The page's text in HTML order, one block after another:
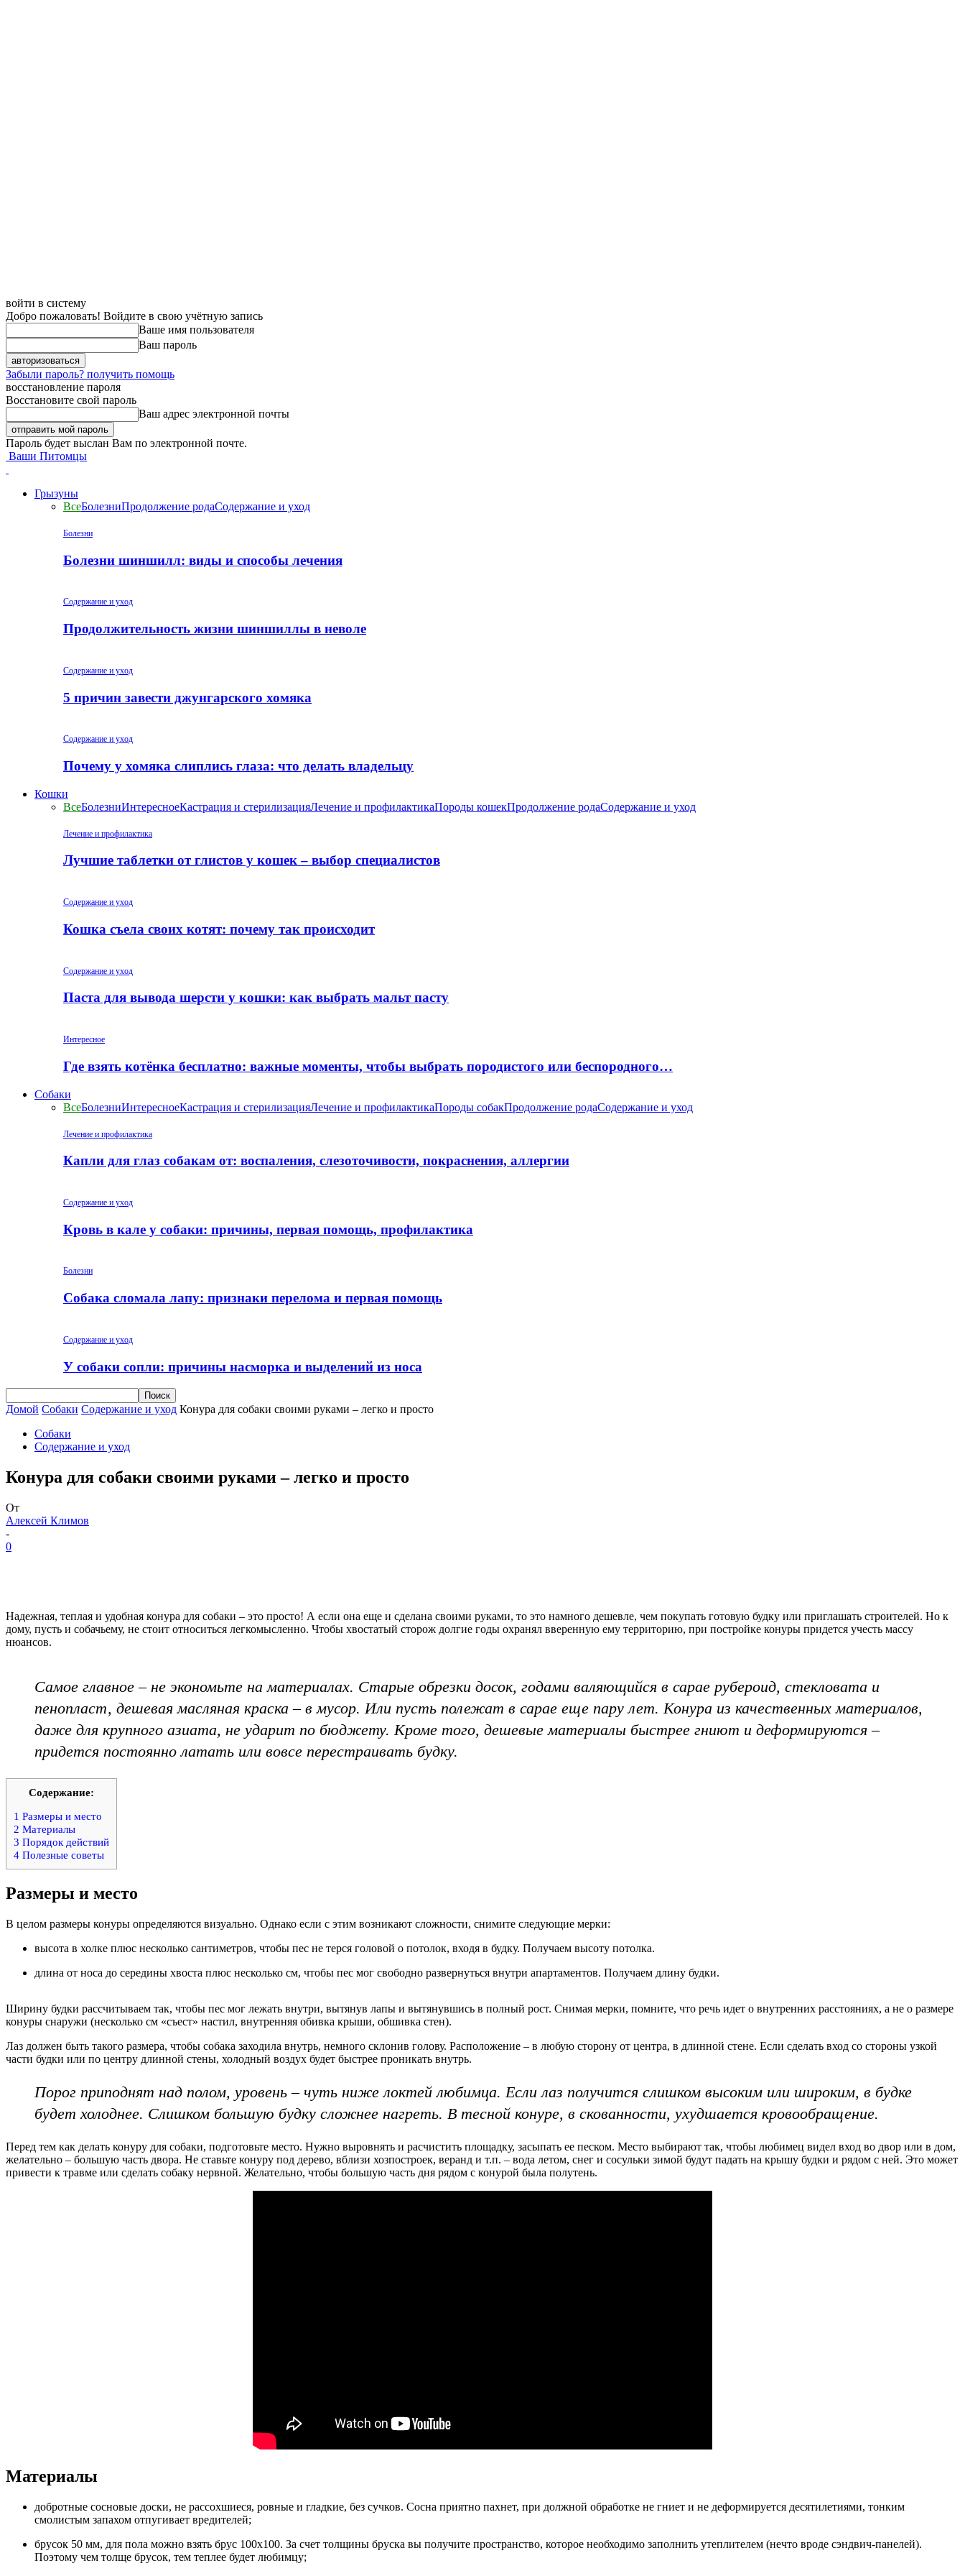
войти в систему
Добро пожаловать! Войдите в свою учётную запись
Ваше имя пользователя
Ваш пароль
Забыли пароль? получить помощь
восстановление пароля
Восстановите свой пароль
Ваш адрес электронной почты
Пароль будет выслан Вам по электронной почте.
Ваши Питомцы
Грызуны
ВсеБолезниПродолжение родаСодержание и уход
Болезни
Болезни шиншилл: виды и способы лечения
Содержание и уход
Продолжительность жизни шиншиллы в неволе
Содержание и уход
5 причин завести джунгарского хомяка
Содержание и уход
Почему у хомяка слиплись глаза: что делать владельцу
Кошки
ВсеБолезниИнтересноеКастрация и стерилизацияЛечение и профилактикаПороды кошекПродолжение родаСодержание и уход
Лечение и профилактика
Лучшие таблетки от глистов у кошек – выбор специалистов
Содержание и уход
Кошка съела своих котят: почему так происходит
Содержание и уход
Паста для вывода шерсти у кошки: как выбрать мальт пасту
Интересное
Где взять котёнка бесплатно: важные моменты, чтобы выбрать породистого или беспородного…
Собаки
ВсеБолезниИнтересноеКастрация и стерилизацияЛечение и профилактикаПороды собакПродолжение родаСодержание и уход
Лечение и профилактика
Капли для глаз собакам от: воспаления, слезоточивости, покраснения, аллергии
Содержание и уход
Кровь в кале у собаки: причины, первая помощь, профилактика
Болезни
Собака сломала лапу: признаки перелома и первая помощь
Содержание и уход
У собаки сопли: причины насморка и выделений из носа
Домой Собаки Содержание и уход Конура для собаки своими руками – легко и просто
Собаки
Содержание и уход
Конура для собаки своими руками – легко и просто
От
Алексей Климов
-
0
Надежная, теплая и удобная конура для собаки – это просто! А если она еще и сделана своими руками, то это намного дешевле, чем покупать готовую будку или приглашать строителей. Но к
дому, пусть и собачьему, не стоит относиться легкомысленно. Чтобы хвостатый сторож долгие годы охранял вверенную ему территорию, при постройке конуры придется учесть массу
нюансов.
Самое главное – не экономьте на материалах. Старые обрезки досок, годами валяющийся в сарае рубероид, стекловата и
пенопласт, дешевая масляная краска – в мусор. Или пусть полежат в сарае еще пару лет. Конура из качественных материалов,
даже для крупного азиата, не ударит по бюджету. Кроме того, дешевые материалы быстрее гниют и деформируются –
придется постоянно латать или вовсе перестраивать будку.
Содержание:
1 Размеры и место
2 Материалы
3 Порядок действий
4 Полезные советы
Размеры и место
В целом размеры конуры определяются визуально. Однако если с этим возникают сложности, снимите следующие мерки:
высота в холке плюс несколько сантиметров, чтобы пес не терся головой о потолок, входя в будку. Получаем высоту потолка.
длина от носа до середины хвоста плюс несколько см, чтобы пес мог свободно развернуться внутри апартаментов. Получаем длину будки.
Ширину будки рассчитываем так, чтобы пес мог лежать внутри, вытянув лапы и вытянувшись в полный рост. Снимая мерки, помните, что речь идет о внутренних расстояниях, а не о размере
конуры снаружи (несколько см «съест» настил, внутренняя обивка крыши, обшивка стен).
Лаз должен быть такого размера, чтобы собака заходила внутрь, немного склонив голову. Расположение – в любую сторону от центра, в длинной стене. Если сделать вход со стороны узкой
части будки или по центру длинной стены, холодный воздух будет быстрее проникать внутрь.
Порог приподнят над полом, уровень – чуть ниже локтей любимца. Если лаз получится слишком высоким или широким, в будке
будет холоднее. Слишком большую будку сложнее нагреть. В тесной конуре, в скованности, ухудшается кровообращение.
Перед тем как делать конуру для собаки, подготовьте место. Нужно выровнять и расчистить площадку, засыпать ее песком. Место выбирают так, чтобы любимец видел вход во двор или в дом,
желательно – большую часть двора. Не ставьте конуру под дерево, вблизи хозпостроек, веранд и т.п. – вода летом, снег и сосульки зимой будут падать на крышу будки и рядом с ней. Это может
привести к травме или сделать собаку нервной. Желательно, чтобы большую часть дня рядом с конурой была полутень.
Материалы
добротные сосновые доски, не рассохшиеся, ровные и гладкие, без сучков. Сосна приятно пахнет, при должной обработке не гниет и не деформируется десятилетиями, тонким
смолистым запахом отпугивает вредителей;
брусок 50 мм, для пола можно взять брус 100х100. За счет толщины бруска вы получите пространство, которое необходимо заполнить утеплителем (нечто вроде сэндвич-панелей).
Поэтому чем толще брусок, тем теплее будет любимцу;